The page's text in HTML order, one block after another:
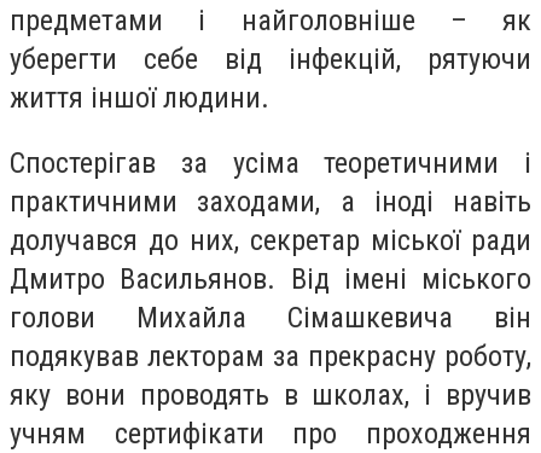
предметами і найголовніше – як
уберегти себе від інфекцій, рятуючи
життя іншої людини.
Спостерігав за усіма теоретичними і
практичними заходами, а іноді навіть
долучався до них, секретар міської ради
Дмитро Васильянов. Від імені міського
голови Михайла Сімашкевича він
подякував лекторам за прекрасну роботу,
яку вони проводять в школах, і вручив
учням сертифікати про проходження